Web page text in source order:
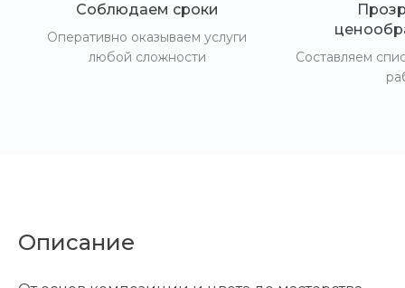
Соблюдаем сроки
Оперативно оказываем услуги
любой сложности
Составляем
Описание